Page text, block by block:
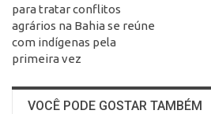
para tratar conflitos
agrários na Bahia se reúne
com indígenas pela
primeira vez
VOCÊ PODE GOSTAR TAMBÉM